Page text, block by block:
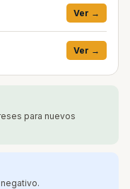
Ver →
Ver →
para nuevos